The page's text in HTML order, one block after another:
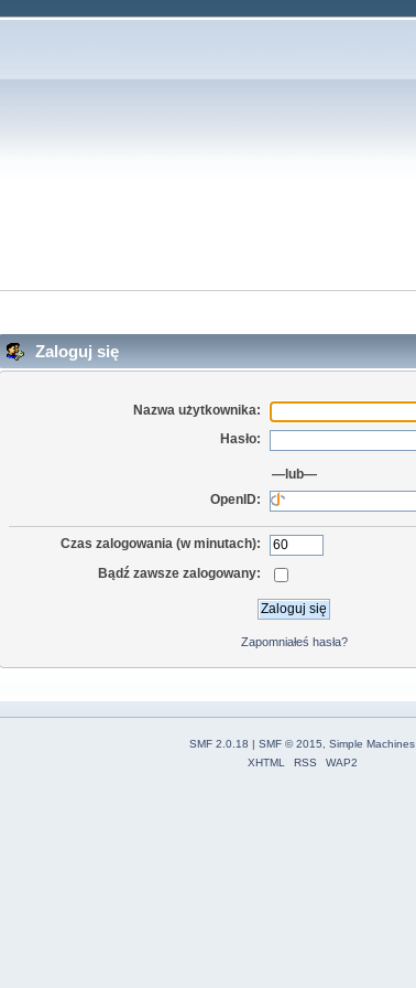
Zaloguj się
Nazwa użytkownika:
Hasło:
—lub—
OpenID:
Czas zalogowania (w minutach):
Bądź zawsze zalogowany:
Zapomniałeś hasła?
SMF 2.0.18 | SMF © 2015
Simple Machines
XHTML
RSS WAP2